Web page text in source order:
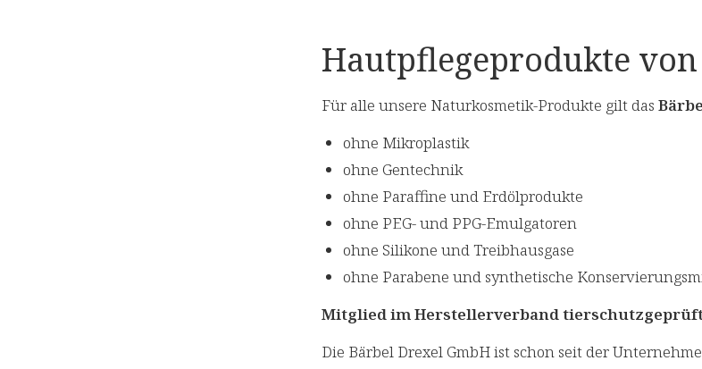
Hautpflegeprodukte
Für alle unsere Naturkosmetik-Produkte gilt das
ohne Mikroplastik
ohne Gentechnik
ohne Paraffine und Erdölprodukte
ohne PEG- und PPG-Emulgatoren
ohne Silikone und Treibhausgase
ohne Parabene und synthetische
Mitglied im Herstellerverband
Die Bärbel Drexel GmbH ist schon seit der